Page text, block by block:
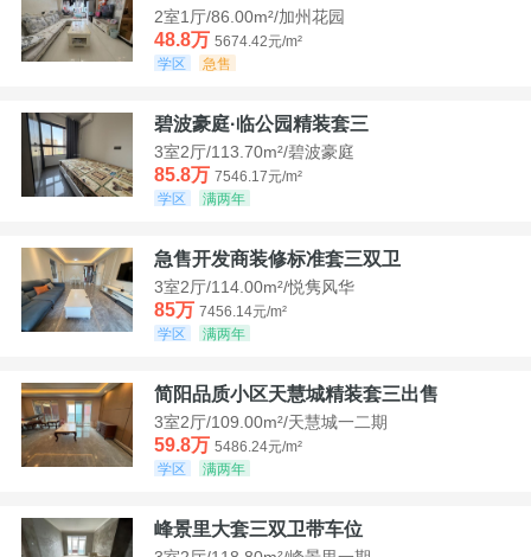
2室1厅/86.00m²/加州花园
48.8万 5674.42元/m²
学区
急售
碧波豪庭·临公园精装套三
3室2厅/113.70m²/碧波豪庭
85.8万 7546.17元/m²
学区
满两年
急售开发商装修标准套三双卫
3室2厅/114.00m²/悦隽风华
85万 7456.14元/m²
学区
满两年
简阳品质小区天慧城精装套三出售
3室2厅/109.00m²/天慧城一二期
59.8万 5486.24元/m²
学区
满两年
峰景里大套三双卫带车位